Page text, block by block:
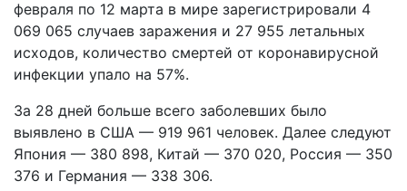
февраля по 12 марта в мире зарегистрировали 4
069 065 случаев заражения и 27 955 летальных
исходов, количество смертей от коронавирусной
инфекции упало на 57%.
За 28 дней больше всего заболевших было
выявлено в США — 919 961 человек. Далее следуют
Япония — 380 898, Китай — 370 020, Россия — 350
376 и Германия — 338 306.